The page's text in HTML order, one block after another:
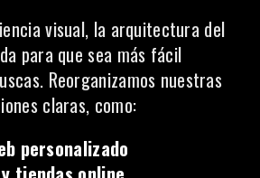
visual, la arquitectura del
para que sea más fácil
Reorganizamos nuestras
claras, como:
personalizado